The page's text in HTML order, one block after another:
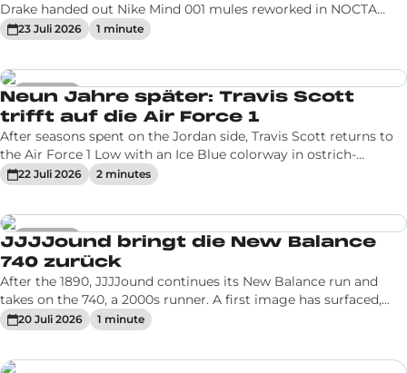
Drake handed out Nike Mind 001 mules reworked in NOCTA
colors. Airbrushed customs by Domenico Formichetti, with no
commercial release planned.
23 Juli 2026 1 minute
Hot News
Neun Jahre später: Travis Scott
trifft auf die Air Force 1
After seasons spent on the Jordan side, Travis Scott returns to
the Air Force 1 Low with an Ice Blue colorway in ostrich-
textured leather. A tonal pair expected for fall 2026.
22 Juli 2026 2 minutes
Hot News
JJJJound bringt die New Balance
740 zurück
After the 1890, JJJJound continues its New Balance run and
takes on the 740, a 2000s runner. A first image has surfaced,
with no final colourway or details, ahead of a fall/winter 2026
release.
20 Juli 2026 1 minute